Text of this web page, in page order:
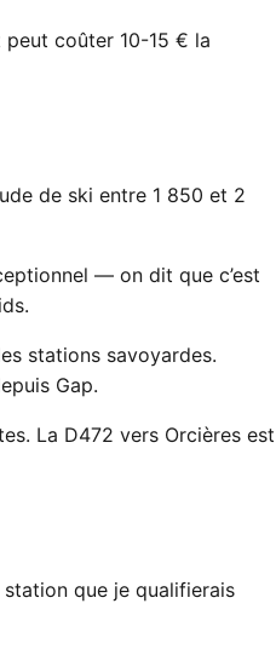
coûter 10-15 € la
de ski entre 1 850 et 2
— on dit que c’est
stations savoyardes.
Gap.
La D472 vers Orcières est
que je qualifierais